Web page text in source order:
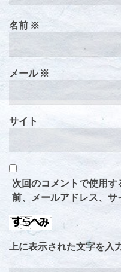
名前 ※
メール ※
サイト
次回のコメントで使用
前、メールアドレス、サ
上に表示された文字を入